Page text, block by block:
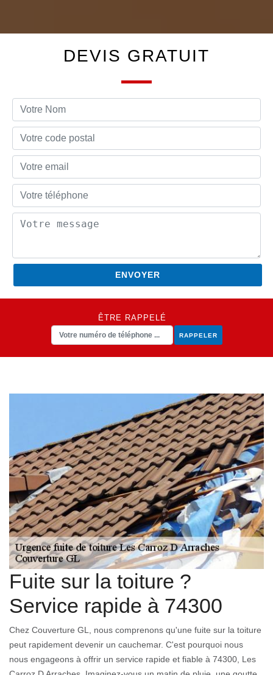
DEVIS GRATUIT
ÊTRE RAPPELÉ
Fuite sur la toiture ?
Service rapide à 74300
Chez Couverture GL, nous comprenons qu'une fuite sur la toiture
peut rapidement devenir un cauchemar. C'est pourquoi nous
nous engageons à offrir un service rapide et fiable à 74300, Les